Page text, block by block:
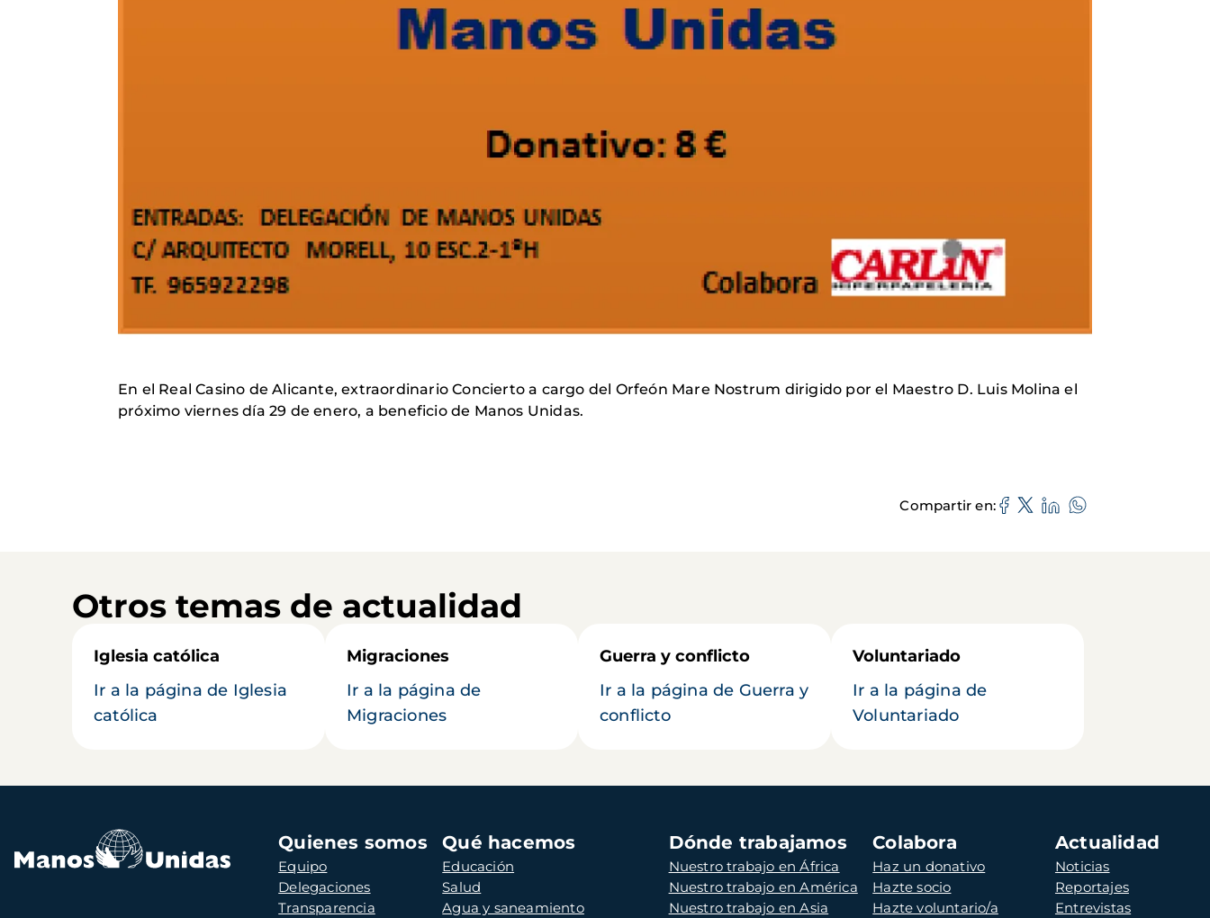
En el Real Casino de Alicante, extraordinario Concierto a cargo del Orfeón Mare Nostrum dirigido por el Maestro D. Luis Molina el
próximo viernes día 29 de enero, a beneficio de Manos Unidas.
Compartir en
Otros temas de actualidad
Iglesia católica
Ir a la página de Iglesia
católica
Migraciones
Ir a la página de
Migraciones
Guerra y conflicto
Ir a la página de Guerra y
conflicto
Voluntariado
Ir a la página de
Voluntariado
Navegación
principal
Quienes somos
Equipo
Delegaciones
Transparencia
Qué hacemos
Educación
Salud
Agua y saneamiento
Dónde trabajamos
Nuestro trabajo en África
Nuestro trabajo en América
Nuestro trabajo en Asia
Colabora
Haz un donativo
Hazte socio
Hazte voluntario/a
Actualidad
Noticias
Reportajes
Entrevistas